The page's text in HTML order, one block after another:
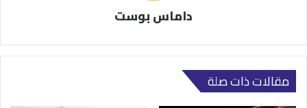
داماس بوست
مقالات ذات صلة